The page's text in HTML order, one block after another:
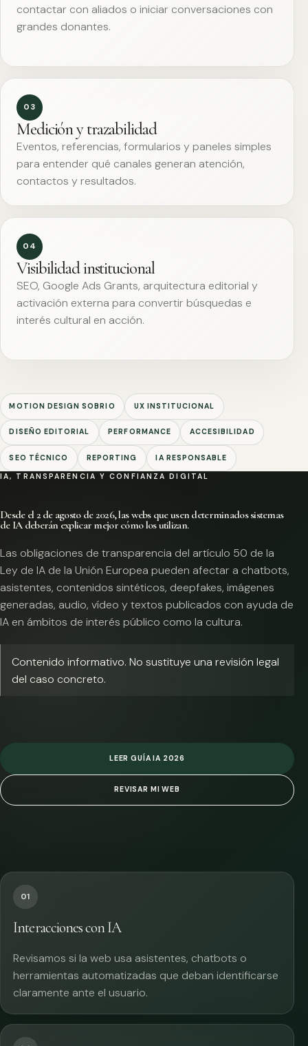
contactar con aliados o iniciar conversaciones con
grandes donantes.
03
Medición y trazabilidad
Eventos, referencias, formularios y paneles simples
para entender qué canales generan atención,
contactos y resultados.
04
Visibilidad institucional
SEO, Google Ads Grants, arquitectura editorial y
activación externa para convertir búsquedas e
interés cultural en acción.
MOTION DESIGN SOBRIO UX INSTITUCIONAL
DISEÑO EDITORIAL PERFORMANCE ACCESIBILIDAD
SEO TÉCNICO REPORTING IA RESPONSABLE
IA, TRANSPARENCIA Y CONFIANZA DIGITAL
Desde el 2 de agosto de 2026, las webs que usen determinados sistemas
de IA deberán explicar mejor cómo los utilizan.
Las obligaciones de transparencia del artículo 50 de la
Ley de IA de la Unión Europea pueden afectar a chatbots,
asistentes, contenidos sintéticos, deepfakes, imágenes
generadas, audio, vídeo y textos publicados con ayuda de
IA en ámbitos de interés público como la cultura.
Contenido informativo. No sustituye una revisión legal
del caso concreto.
LEER GUÍA IA 2026
REVISAR MI WEB
01
Interacciones con IA
Revisamos si la web usa asistentes, chatbots o
herramientas automatizadas que deban identificarse
claramente ante el usuario.